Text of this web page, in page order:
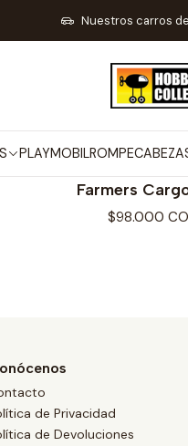
PLAYMOBIL
Nuestros carros
Inicio MARCAS
Farmers
$98.000
de Privacidad
de Devoluciones